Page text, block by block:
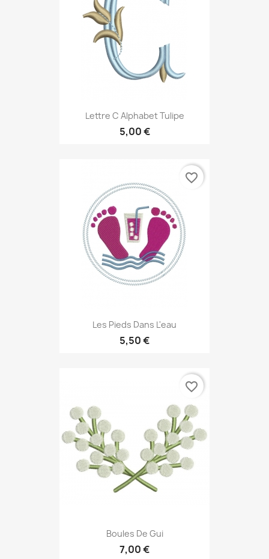
Lettre C Alphabet Tulipe
5,00 €
Les Pieds Dans L'eau
5,50 €
favorite_border
Boules De Gui
7,00 €
favorite_border